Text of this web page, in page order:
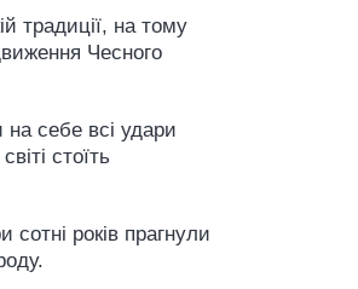
традиції, на тому
Чесного
на себе всі удари
стоїть
років прагнули